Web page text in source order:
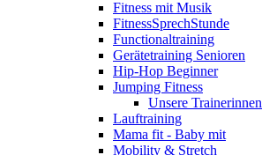
Fitness mit Musik
FitnessSprechStunde
Functionaltraining
Gerätetraining Senioren
Hip-Hop Beginner
Jumping Fitness
Unsere Trainerinnen
Lauftraining
Mama fit - Baby mit
Mobility & Stretch